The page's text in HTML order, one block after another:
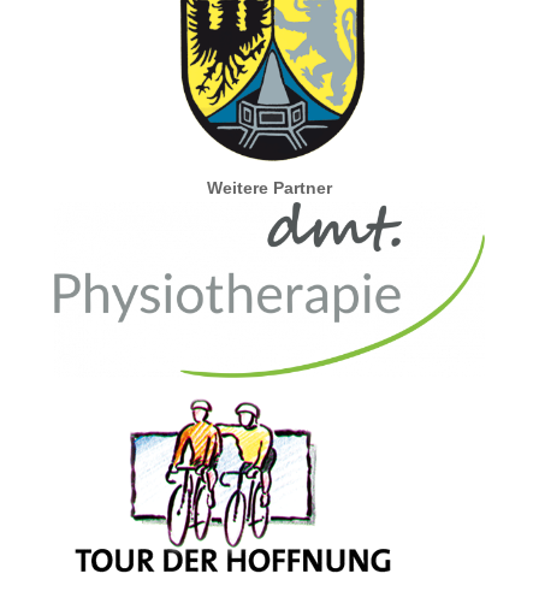
Weitere Partner